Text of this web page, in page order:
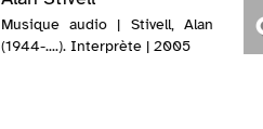
Musique audio | Stivell, Alan
(1944-....). Interprète | 2005